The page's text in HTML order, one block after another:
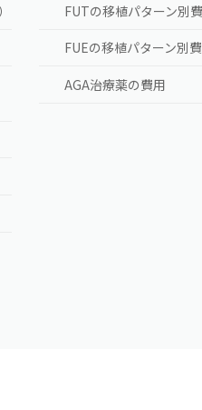
FUTの移植パターン別
FUEの移植パターン別
AGA治療薬の費用